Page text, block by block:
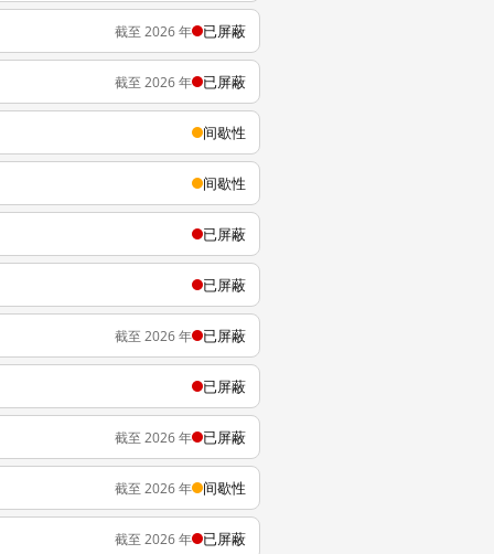
截至 2026 年 已屏蔽
截至 2026 年 已屏蔽
间歇性
间歇性
已屏蔽
已屏蔽
截至 2026 年 已屏蔽
已屏蔽
截至 2026 年 已屏蔽
截至 2026 年 间歇性
截至 2026 年 已屏蔽